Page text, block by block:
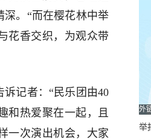
。“而在樱花林中举
花香交织，为观众带
记者：“民乐团由40
和热爱聚在一起，且
一次演出机会，大家
外
举